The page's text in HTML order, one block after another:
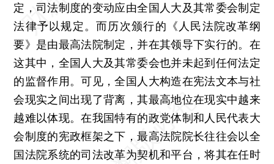
定，司法制度的变动应由全国人大及其常委会制定
法律予以规定。而历次颁行的《人民法院改革纲
要》是由最高法院制定，并在其领导下实行的。在
这其中，全国人大及其常委会也并未起到任何法定
的监督作用。可见，全国人大构造在宪法文本与社
会现实之间出现了背离，其最高地位在现实中越来
越难以体现。在我国特有的政党体制和人民代表大
会制度的宪政框架之下，最高法院院长往往会以全
国法院系统的司法改革为契机和平台，将其在任时